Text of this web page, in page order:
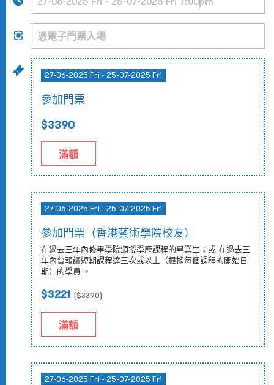
27-06-2025 Fri - 25-07-2025 Fri
參加門票
$3390
滿額
27-06-2025 Fri - 25-07-2025 Fri
參加門票（香港藝術學院校友）
在過去三年內修畢學院頒授學歷課程的畢業生；或 在過去三
年內曾報讀短期課程達三次或以上（根據每個課程的開始日
期）的學員 。
$3221 ($3390)
滿額
27-06-2025 Fri - 25-07-2025 Fri